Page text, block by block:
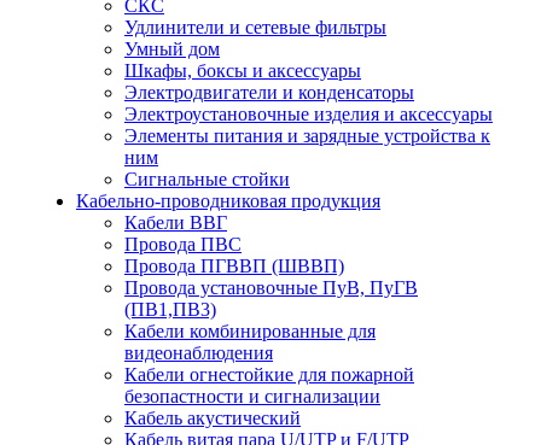
СКС
Удлинители и сетевые фильтры
Умный дом
Шкафы, боксы и аксессуары
Электродвигатели и конденсаторы
Электроустановочные изделия и аксессуары
Элементы питания и зарядные устройства к
ним
Сигнальные стойки
Кабельно-проводниковая продукция
Кабели ВВГ
Провода ПВС
Провода ПГВВП (ШВВП)
Провода установочные ПуВ, ПуГВ
(ПВ1,ПВ3)
Кабели комбинированные для
видеонаблюдения
Кабели огнестойкие для пожарной
безопастности и сигнализации
Кабель акустический
Кабель витая пара U/UTP и F/UTP